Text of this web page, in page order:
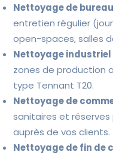
Nettoyage de
entretien régulier
open-spaces, salles
Nettoyage industriel
zones de production
type Tennant T20.
Nettoyage de
sanitaires et
auprès de vos clients.
Nettoyage de fin de